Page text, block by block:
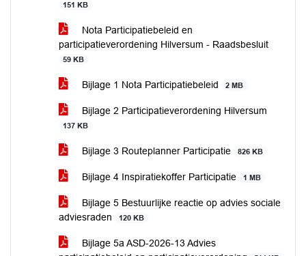
151 KB
Nota Participatiebeleid en
participatieverordening Hilversum - Raadsbesluit
59 KB
Bijlage 1 Nota Participatiebeleid 2 MB
Bijlage 2 Participatieverordening Hilversum
137 KB
Bijlage 3 Routeplanner Participatie 826 KB
Bijlage 4 Inspiratiekoffer Participatie 1 MB
Bijlage 5 Bestuurlijke reactie op advies sociale
adviesraden
120 KB
Bijlage 5a ASD-2026-13 Advies